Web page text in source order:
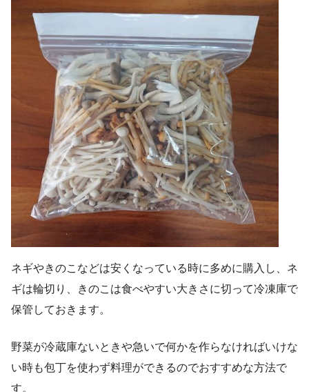
ネギやきのこなどは安くなっている時に多めに購入し、ネ
ギは輪切り、きのこは食べやすい大きさに切って冷凍庫で
保管しておきます。
野菜が冷蔵庫ないときや急いで何かを作らなければいけな
い時も包丁を使わず料理ができるのでおすすめな方法で
す。